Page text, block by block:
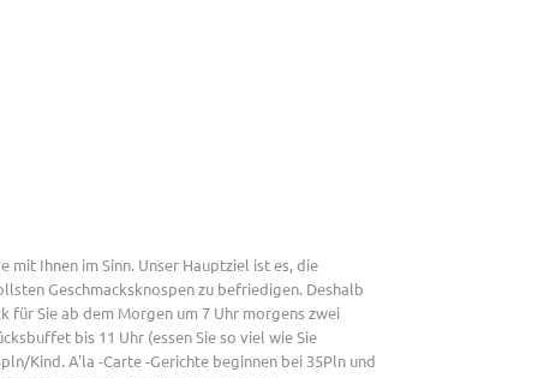
mit Ihnen im Sinn. Unser Hauptziel ist es, die
Geschmacksknospen zu befriedigen. Deshalb
für Sie ab dem Morgen um 7 Uhr morgens zwei
bis 11 Uhr (essen Sie so viel wie Sie
Kind. A'la -Carte -Gerichte beginnen bei 35Pln und